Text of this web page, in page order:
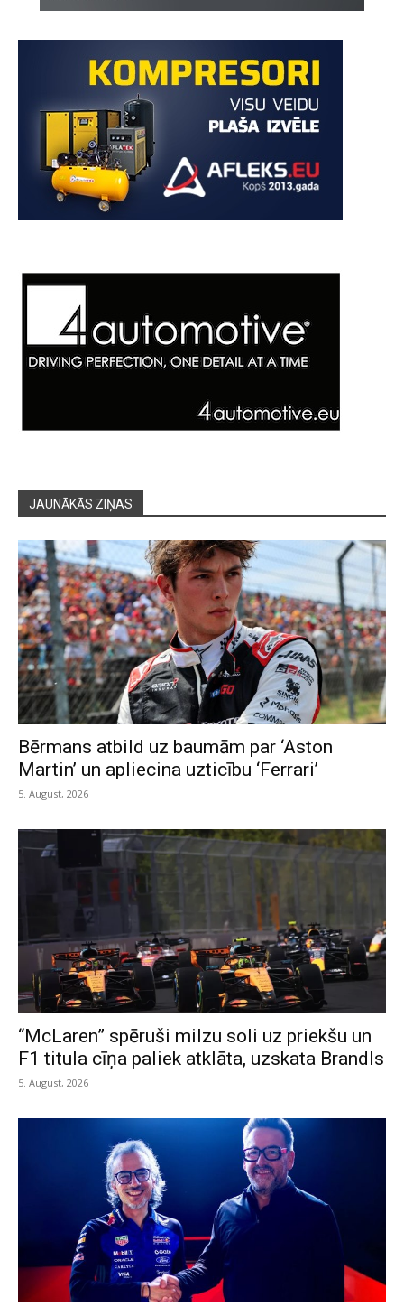
JAUNĀKĀS ZIŅAS
Bērmans atbild uz baumām par ‘Aston
Martin’ un apliecina uzticību ‘Ferrari’
5. August, 2026
“McLaren” spēruši milzu soli uz priekšu un
F1 titula cīņa paliek atklāta, uzskata Brandls
5. August, 2026